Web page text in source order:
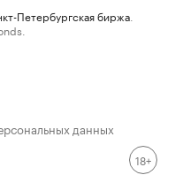
Петербургская биржа
данных
18+